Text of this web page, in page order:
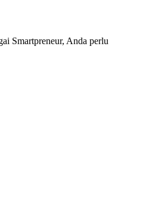
Smartpreneur, Anda perlu